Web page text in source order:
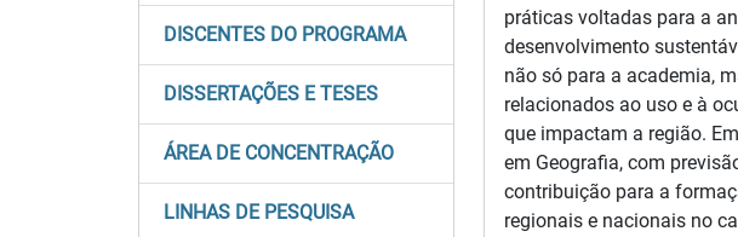
DISCENTES DO PROGRAMA
DISSERTAÇÕES E TESES
ÁREA DE CONCENTRAÇÃO
LINHAS DE PESQUISA
práticas voltadas para a
desenvolvimento
não só para a academia,
relacionados ao uso e à
que impactam a região.
em Geografia, com
contribuição para a
regionais e nacionais no